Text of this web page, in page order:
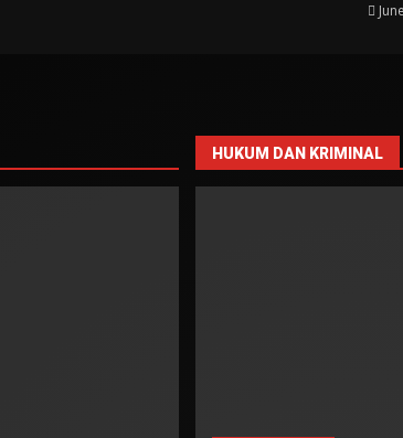
HUKUM DAN KRIMINAL